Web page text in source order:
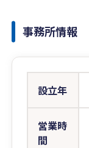
事務所情報
設立年
営業時
間